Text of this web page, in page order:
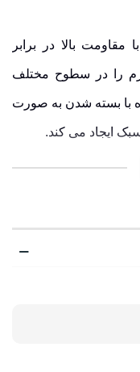
با مقاومت بالا در برابر
را در سطوح مختلف
با بسته شدن به صورت
ایجاد می کند.
فشارهای وارده را
پذیری است، انتخابی
راحتی هستند.
ضربه در مسیرهای